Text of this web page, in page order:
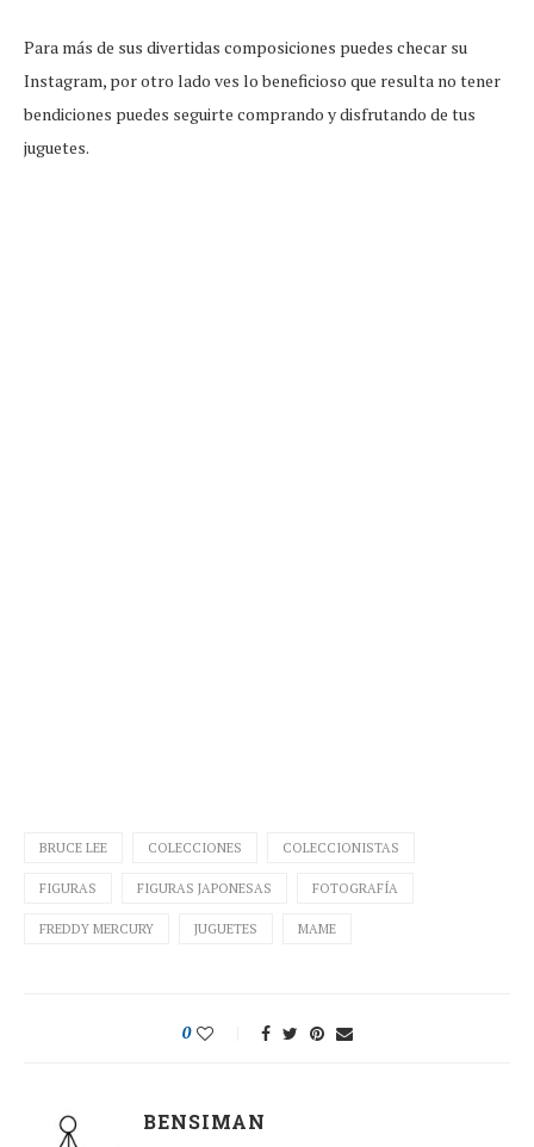
Para más de sus divertidas composiciones puedes checar su
Instagram, por otro lado ves lo beneficioso que resulta no tener
bendiciones puedes seguirte comprando y disfrutando de tus
juguetes.
BRUCE LEE COLECCIONES COLECCIONISTAS
FIGURAS FIGURAS JAPONESAS FOTOGRAFÍA
FREDDY MERCURY JUGUETES MAME
0
BENSIMAN